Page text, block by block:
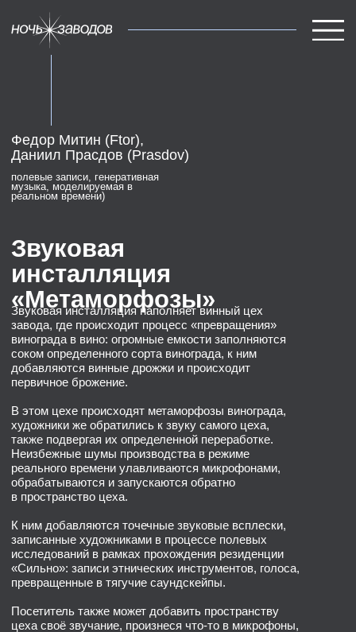
участники
карта
команда
полевые записи, генеративная
реальном времени)
Звуковая
инсталляция
винограда в вино: огромные емкости заполняются
соком определенного сорта винограда, к ним
добавляются винные дрожжи и происходит
первичное брожение.
В этом цехе происходят метаморфозы винограда,
художники же обратились к звуку самого цеха,
также подвергая их определенной переработке.
Неизбежные шумы производства в режиме
реального времени улавливаются микрофонами,
обрабатываются и запускаются обратно
в пространство цеха.
К ним добавляются точечные звуковые всплески,
записанные художниками в процессе полевых
«Сильно»: записи этнических инструментов, голоса,
превращенные в тягучие саундскейпы.
Посетитель также может добавить пространству
цеха своё звучание, произнеся что-то в микрофоны,
улавливающие новые звуки человеческого
присутствия.